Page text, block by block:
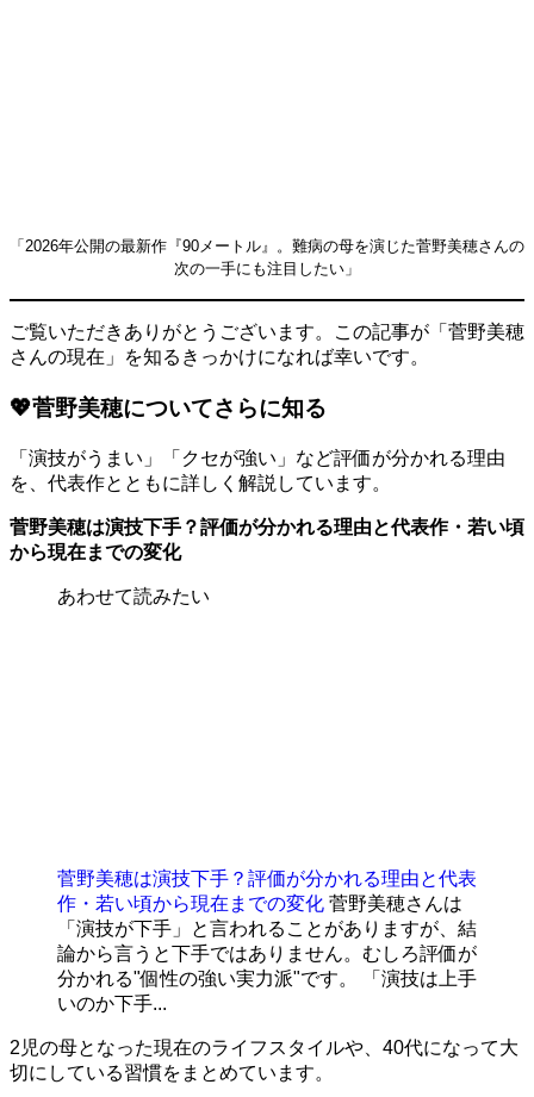
「2026年公開の最新作『90メートル』。難病の母を演じた菅野美穂さんの
次の一手にも注目したい」
ご覧いただきありがとうございます。この記事が「菅野美穂
さんの現在」を知るきっかけになれば幸いです。
💖菅野美穂についてさらに知る
「演技がうまい」「クセが強い」など評価が分かれる理由
を、代表作とともに詳しく解説しています。
菅野美穂は演技下手？評価が分かれる理由と代表作・若い頃
から現在までの変化
あわせて読みたい
菅野美穂は演技下手？評価が分かれる理由と代表
作・若い頃から現在までの変化 菅野美穂さんは
「演技が下手」と言われることがありますが、結
論から言うと下手ではありません。むしろ評価が
分かれる"個性の強い実力派"です。 「演技は上手
いのか下手...
2児の母となった現在のライフスタイルや、40代になって大
切にしている習慣をまとめています。